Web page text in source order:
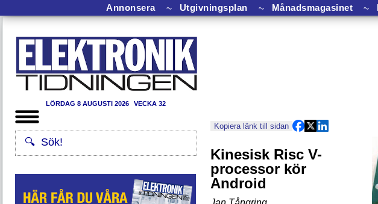
Annonsera ⏦ Utgivningsplan ⏦ Månadsmagasinet ⏦
LÖRDAG 8 AUGUSTI 2026 VECKA 32
Kopiera länk till sidan
Kinesisk Risc V-
processor kör
Android